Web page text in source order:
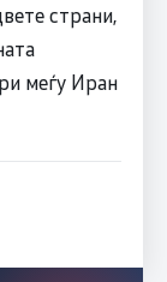
страни,
меѓу Иран